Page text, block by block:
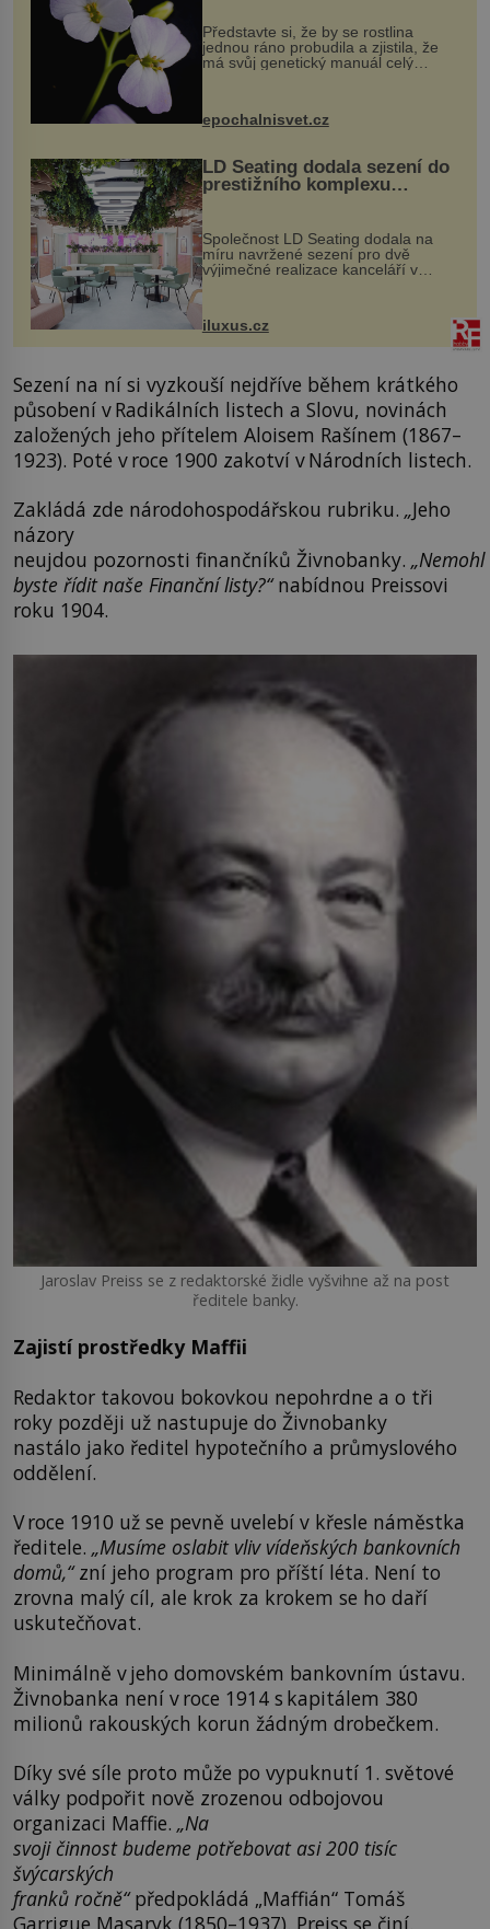
Představte si, že by se rostlina
jednou ráno probudila a zjistila, že
má svůj genetický manuál celý
vstupenka...
epochalnisvet.cz
LD Seating dodala sezení do
prestižního komplexu
MediaCityUK v Salfordu
Společnost LD Seating dodala na
míru navržené sezení pro dvě
výjimečné realizace kanceláří v
areálu MediaCityUK v anglickém
budov Media...
iluxus.cz
Sezení na ní si vyzkouší nejdříve během krátkého
působení v Radikálních listech a Slovu, novinách
založených jeho přítelem Aloisem Rašínem (1867–
1923). Poté v roce 1900 zakotví v Národních listech.
Zakládá zde národohospodářskou rubriku. „Jeho
názory
neujdou pozornosti finančníků Živnobanky. „Nemohl
byste řídit naše Finanční listy?“nabídnou Preissovi
roku 1904.
Jaroslav Preiss se z redaktorské židle vyšvihne až na post
ředitele banky.
Zajistí prostředky Maffii
Redaktor takovou bokovkou nepohrdne a o tři
roky později už nastupuje do Živnobanky
nastálo jako ředitel hypotečního a průmyslového
oddělení.
V roce 1910 už se pevně uvelebí v křesle náměstka
ředitele. „Musíme oslabit vliv vídeňských bankovních
domů,“zní jeho program pro příští léta. Není to
zrovna malý cíl, ale krok za krokem se ho daří
uskutečňovat.
Minimálně v jeho domovském bankovním ústavu.
Živnobanka není v roce 1914 s kapitálem 380
milionů rakouských korun žádným drobečkem.
Díky své síle proto může po vypuknutí 1. světové
války podpořit nově zrozenou odbojovou
organizaci Maffie. „Na
svoji činnost budeme potřebovat asi 200 tisíc
švýcarských
franků ročně“předpokládá „Maffián“ Tomáš
Garrigue Masaryk (1850–1937). Preiss se činí.